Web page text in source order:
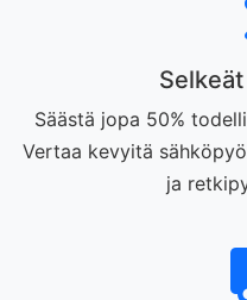
Säästä jopa 50%
Vertaa kevyitä
ja